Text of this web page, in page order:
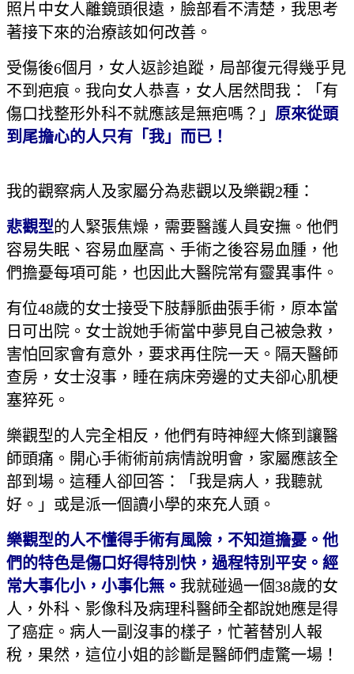
照片中女人離鏡頭很遠，臉部看不清楚，我思考
著接下來的治療該如何改善。
受傷後6個月，女人返診追蹤，局部復元得幾乎見
不到疤痕。我向女人恭喜，女人居然問我：「有
傷口找整形外科不就應該是無疤嗎？」 原來從頭
到尾擔心的人只有「我」而已！
我的觀察病人及家屬分為悲觀以及樂觀2種：
悲觀型的人緊張焦燥，需要醫護人員安撫。他們
容易失眠、容易血壓高、手術之後容易血腫，他
們擔憂每項可能，也因此大醫院常有靈異事件。
有位48歲的女士接受下肢靜脈曲張手術，原本當
日可出院。女士說她手術當中夢見自己被急救，
害怕回家會有意外，要求再住院一天。隔天醫師
查房，女士沒事，睡在病床旁邊的丈夫卻心肌梗
塞猝死。
樂觀型的人完全相反，他們有時神經大條到讓醫
師頭痛。開心手術術前病情說明會，家屬應該全
部到場。這種人卻回答：「我是病人，我聽就
好。」或是派一個讀小學的來充人頭。
樂觀型的人不懂得手術有風險，不知道擔憂。他
們的特色是傷口好得特別快，過程特別平安。經
常大事化小，小事化無。 我就碰過一個38歲的女
人，外科、影像科及病理科醫師全都說她應是得
了癌症。病人一副沒事的樣子，忙著替別人報
稅，果然，這位小姐的診斷是醫師們虛驚一場！